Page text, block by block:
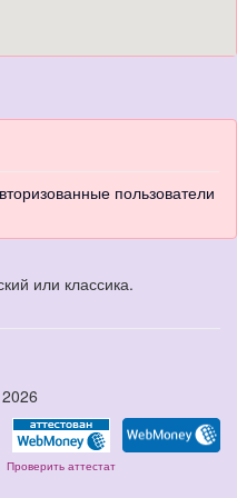
пользователи
или классика.
Проверить аттестат